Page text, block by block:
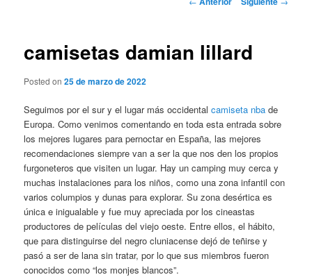
camisetas damian lillard
Posted on25 de marzo de 2022
Seguimos por el sur y el lugar más occidentalcamiseta nba de
Europa. Como venimos comentando en toda esta entrada sobre
los mejores lugares para pernoctar en España, las mejores
recomendaciones siempre van a ser la que nos den los propios
furgoneteros que visiten un lugar. Hay un camping muy cerca y
muchas instalaciones para los niños, como una zona infantil con
varios columpios y dunas para explorar. Su zona desértica es
única e inigualable y fue muy apreciada por los cineastas
productores de películas del viejo oeste. Entre ellos, el hábito,
que para distinguirse del negro cluniacense dejó de teñirse y
pasó a ser de lana sin tratar, por lo que sus miembros fueron
conocidos como “los monjes blancos”.